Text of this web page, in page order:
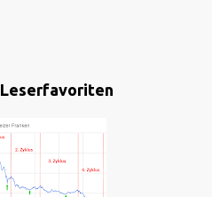
Leserfavoriten